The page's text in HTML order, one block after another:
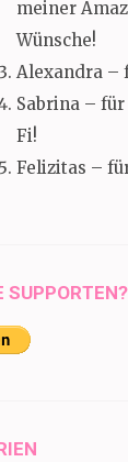
meiner
Wünsche!
Alexandra –
Sabrina –
Fi!
Felizitas –